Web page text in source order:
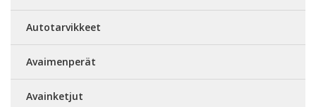
Autotarvikkeet
Avaimenperät
Avainketjut